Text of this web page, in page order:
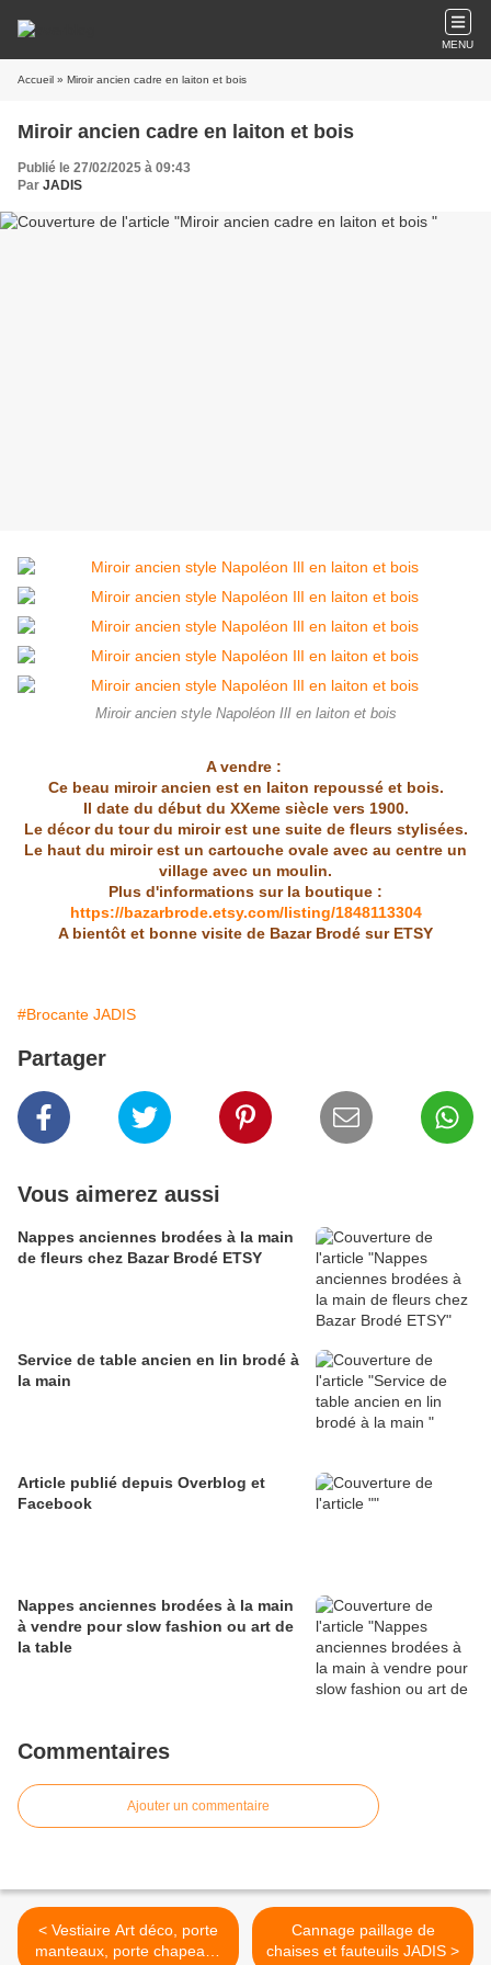
MENU
Accueil » Miroir ancien cadre en laiton et bois
Miroir ancien cadre en laiton et bois
Publié le 27/02/2025 à 09:43
Par JADIS
Miroir ancien style Napoléon IlI en laiton et bois
A vendre :
Ce beau miroir ancien est en laiton repoussé et bois.
Il date du début du XXeme siècle vers 1900.
Le décor du tour du miroir est une suite de fleurs stylisées.
Le haut du miroir est un cartouche ovale avec au centre un
village avec un moulin.
Plus d'informations sur la boutique :
https://bazarbrode.etsy.com/listing/1848113304
A bientôt et bonne visite de Bazar Brodé sur ETSY
#Brocante JADIS
Partager
Vous aimerez aussi
Nappes anciennes brodées à la main
de fleurs chez Bazar Brodé ETSY
Service de table ancien en lin brodé à
la main
Article publié depuis Overblog et
Facebook
Nappes anciennes brodées à la main
à vendre pour slow fashion ou art de
la table
Commentaires
Ajouter un commentaire
< Vestiaire Art déco, porte
manteaux, porte chapeaux
Cannage paillage de
chaises et fauteuils JADIS >